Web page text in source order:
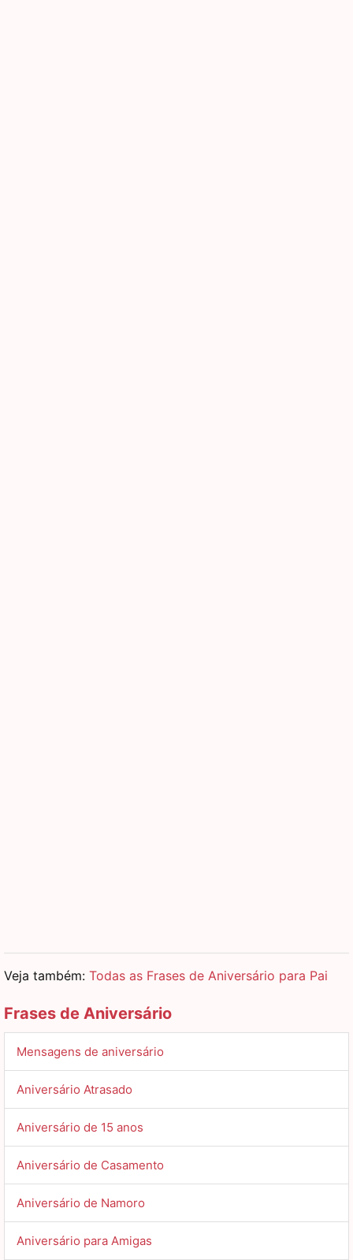
Veja também: Todas as Frases de Aniversário para Pai
Frases de Aniversário
Mensagens de aniversário
Aniversário Atrasado
Aniversário de 15 anos
Aniversário de Casamento
Aniversário de Namoro
Aniversário para Amigas